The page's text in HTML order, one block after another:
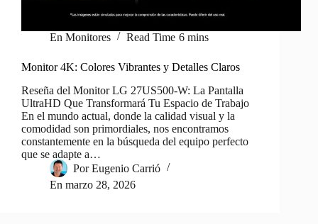
En Monitores Read Time 6 mins
Monitor 4K: Colores Vibrantes y Detalles Claros
Reseña del Monitor LG 27US500-W: La Pantalla
UltraHD Que Transformará Tu Espacio de Trabajo
En el mundo actual, donde la calidad visual y la
comodidad son primordiales, nos encontramos
constantemente en la búsqueda del equipo perfecto
que se adapte a…
Por Eugenio Carrió
En marzo 28, 2026